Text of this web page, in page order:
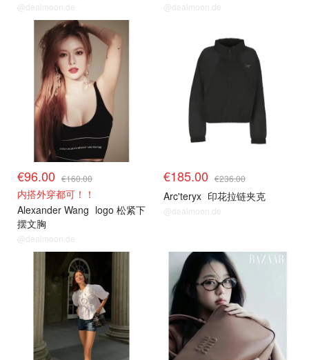
@dealmoon.de @dealmoon.de
€96.00 €160.00
内搭外穿都可！！
Alexander Wang logo 松紧下
摆文胸
@dealmoon.de
€185.00 €236.00
Arc'teryx 印花拉链夹克
@dealmoon.de